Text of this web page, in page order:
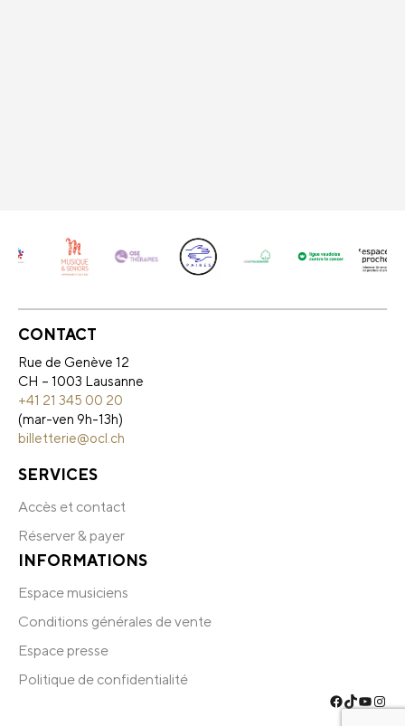
CONTACT
Rue de Genève 12
CH – 1003 Lausanne
+41 21 345 00 20
(mar-ven 9h-13h)
billetterie@ocl.ch
SERVICES
Accès et contact
Réserver & payer
INFORMATIONS
Espace musiciens
Conditions générales de vente
Espace presse
Politique de confidentialité